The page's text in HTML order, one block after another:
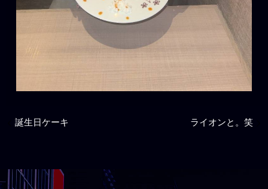
誕生日ケーキ ライオンと。笑